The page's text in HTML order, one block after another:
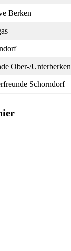
Berken
Ober-/Unterberken
Schorndorf